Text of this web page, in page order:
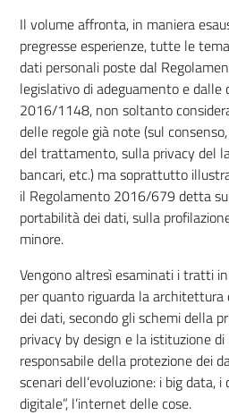
Il volume affronta, in maniera
pregresse esperienze, tutte le
dati personali poste dal
legislativo di adeguamento e
2016/1148, non soltanto
delle regole già note (sul
del trattamento, sulla privacy del
bancari, etc.) ma soprattutto
il Regolamento 2016/679 detta
portabilità dei dati, sulla
minore.
Vengono altresì esaminati i tratti
per quanto riguarda la
dei dati, secondo gli schemi della
privacy by design e la istituzione
responsabile della protezione dei
scenari dell’evoluzione: i big data,
digitale”, l’internet delle cose.